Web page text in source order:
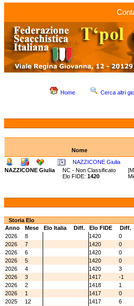
Home Cerca altri
Nome
NAZZICONE Giulia
NAZZICONE Giulia
NC - Non Classificato
Elo FIDE: 1420
Storia Elo
Anno
Mese Elo Italia Diff. Elo FIDE
Diff.
2026
8 1420
0
2026
7 1420
0
2026
6 1420
0
2026
5 1420
0
2026
4 1420
3
2026
3 1417
-1
2026
2 1418
1
2026
1 1417
0
2025
12 1417
6